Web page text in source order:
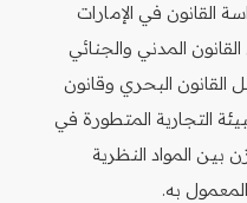
القانون في الإمارات
المدني والجنائي
البحري وقانون
التجارية المتطورة في
بين المواد النظرية
المعمول به.